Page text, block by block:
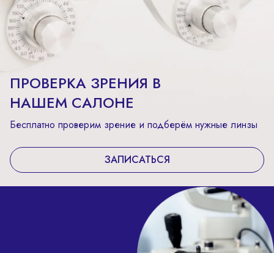
ПРОВЕРКА ЗРЕНИЯ В
НАШЕМ САЛОНЕ
Бесплатно проверим зрение и подберём нужные линзы
ЗАПИСАТЬСЯ